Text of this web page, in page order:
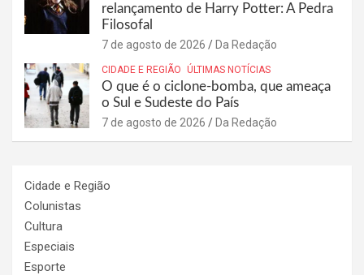
relançamento de Harry Potter: A Pedra
Filosofal
7 de agosto de 2026 Da Redação
CIDADE E REGIÃO ÚLTIMAS NOTÍCIAS
O que é o ciclone-bomba, que ameaça
o Sul e Sudeste do País
7 de agosto de 2026 Da Redação
Cidade e Região
Colunistas
Cultura
Especiais
Esporte